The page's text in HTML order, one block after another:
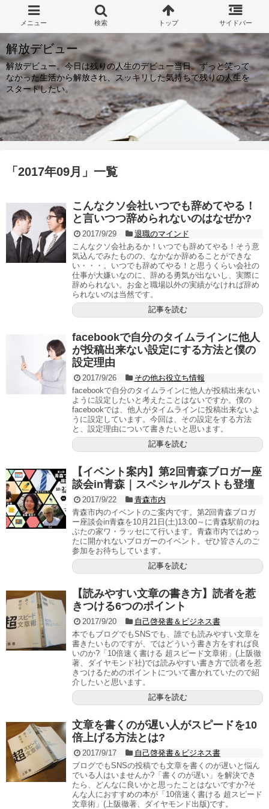
解放デビュー
解放デビュー。今日は残りの人生のデビュー当日。ずっと笑って
なかった生活から解放され、スッキリした気持ちで残りの人生を
スタートしたい。
「 2017年09月 」 一覧
こんなクソ会社いつでも辞めてやる！
と言いつつ辞められないのはなぜか?
2017/9/29
退職のマインド
こんなクソ会社あるか！いつでも辞めてやる！そう意
気込んでみたものの、なかなか辞めることができな
い・・・。いつでも辞めてやる！と思うくらい会社の
仕事が大嫌いなのに、辞める勇気が出ないし、実際に
辞められない。お金と職場以外の実績がなければ辞め
られないのは当然です。
記事を読む
facebookで自分のタイムラインに他人
が投稿出来ない設定にする方法と僕の
設定理由
2017/9/26
その他お役立ち情報
facebookで自分のタイムラインに他人が投稿出来ない
ように設定したいと考えたことはないですか。僕の
facebookでは、他人がタイムラインに投稿出来ないよ
うに設定しています。今回は、その設定をする方法
と、設定理由について書きたいと思います。
記事を読む
【イベント案内】第2回青森ブロガー座
談会in青森｜スペシャルゲストも登壇
2017/9/22
青森市内
青森市内のイベントのご案内です。第2回青森ブロガ
ー座談会in青森を10月21日(土)13:00～に青森駅前のね
ぶたの家ワ・ラッセにて行います。青森市内ではめっ
たに開かれないブロガーのイベント。ぜひ皆さんのご
参加をお待ちしています。
記事を読む
【読みやすい文章の書き方】読者を惹
きつける6つのポイント
2017/9/20
自己啓発書＆ビジネス書
本でもブログでもSNSでも、誰でも読みやすい文章を
書きたいものですが、ではどういう書き方をすれば良
いのか?「10倍速く書ける 超スピード文章術」(上阪徹
著、ダイヤモンド社)では読みやすい書き方で読者を惹
きつけるためのポイントについて書かれていたので紹
介したいと思います。
記事を読む
文章を書くのが遅い人がスピードを10
倍上げる方法とは?
2017/9/17
自己啓発書＆ビジネス書
ブログでもSNSの投稿でも文章を書くのが遅いと悩ん
でいる人はいませんか?「書くのが遅い」を解決でき
たら、どんなに良いかと思ったことはないですか?そ
んな人におすすめの本が「10倍速く書ける 超スピード
文章術」(上阪徹著、ダイヤモンド出版)です。